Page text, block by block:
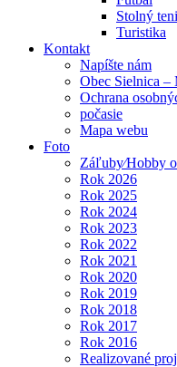
Stolný
Turistika
Kontakt
Napíšte nám
Obec Sielnica
Ochrana
počasie
Mapa webu
Foto
Záľuby⁄Hobby
Rok 2026
Rok 2025
Rok 2024
Rok 2023
Rok 2022
Rok 2021
Rok 2020
Rok 2019
Rok 2018
Rok 2017
Rok 2016
Realizované